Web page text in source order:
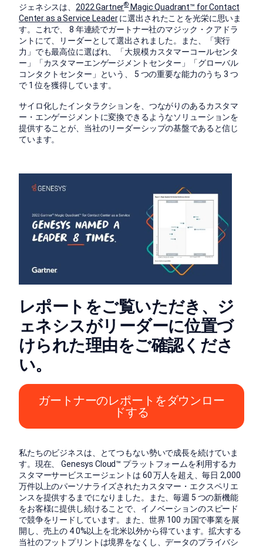
ジェネシスは、 2022 Gartner®Magic Quadrant™ for Contact
Center as a Service Leaderに選出されたことを光栄に思いま
す。これで、 8 年連続でガートナー社のマジック・クアドラ
ントにて、リーダーとして選出されました。また、「実行
力」でも最高位に選ばれ、「大規模カスタマーコールセンタ
ー」「カスタマーエンゲージメントセンター」「グローバル
コンタクトセンター」という、 5 つの重要な能力のうち 3 つ
で 1 位を獲得しています。
サイロ化したインタラクションを、つながりのあるカスタマ
ー・エンゲージメントに変換できるようなソリューションを
提供することが、当社のリーダーシップの基盤であると信じ
ています。
レポートをご覧いただき、ジ
ェネシスがリーダーに位置づ
けられた理由をご確認くださ
い。
ガートナーのレポートをダウンロー
ドする
私たちのビジネスは、とてつもない勢いで成長を続けていま
す。現在、 Genesys Cloud™ プラットフォームを利用するカ
スタマーサービスエージェントは 60 万人を超え、毎日 2,000
万件以上のパーソナライズされたカスタマー・エクスペリエ
ンスを提供するまでになりました。また、毎週 5 つの新機能
をお客様に提供し続けることで、イノベーションのスピード
で競争をリードしています。また、世界 100 カ国で事業を展
開し、売上の 4 0%以上を北米以外から得ています。拡大する
当社のフットプリントは境界をなくし、データのプライバシ